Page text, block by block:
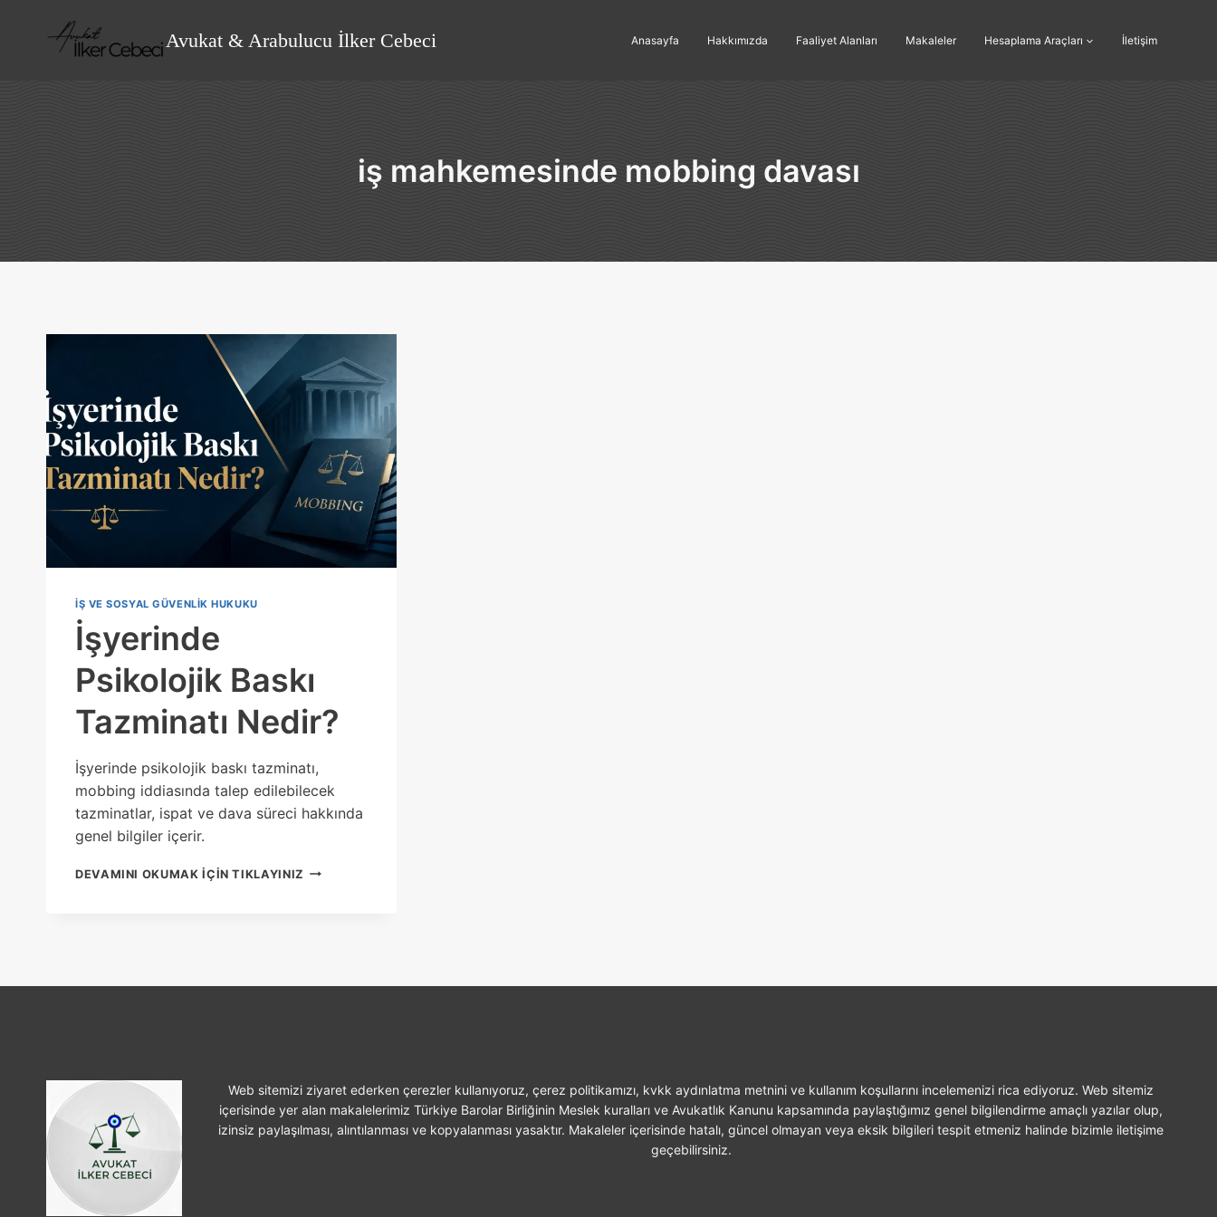
Avukat & Arabulucu İlker Cebeci Anasayfa Hakkımızda Faaliyet Alanları Makaleler Hesaplama Araçları İletişim
iş mahkemesinde mobbing davası
IŞ VE SOSYAL GÜVENLIK HUKUKU
İşyerinde
Psikolojik Baskı
Tazminatı Nedir?
İşyerinde psikolojik baskı tazminatı,
mobbing iddiasında talep edilebilecek
tazminatlar, ispat ve dava süreci hakkında
genel bilgiler içerir.
DEVAMINI OKUMAK IÇIN TIKLAYINIZ İŞYERINDE
Web sitemizi ziyaret ederken çerezler kullanıyoruz, çerez politikamızı, kvkk aydınlatma metnini ve kullanım koşullarını incelemenizi rica ediyoruz. Web sitemiz
içerisinde yer alan makalelerimiz Türkiye Barolar Birliğinin Meslek kuralları ve Avukatlık Kanunu kapsamında paylaştığımız genel bilgilendirme amaçlı yazılar olup,
izinsiz paylaşılması, alıntılanması ve kopyalanması yasaktır. Makaleler içerisinde hatalı, güncel olmayan veya eksik bilgileri tespit etmeniz halinde bizimle iletişime
geçebilirsiniz.